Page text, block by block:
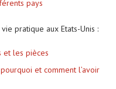
pays
pratique aux Etats-Unis :
et les pièces
et comment l’avoir